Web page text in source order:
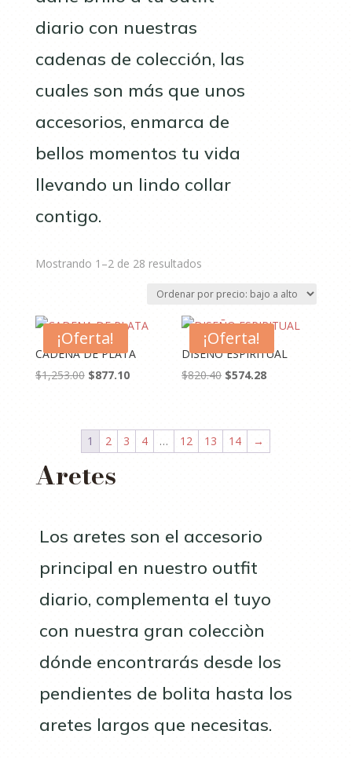
diario con nuestras
cadenas de colección, las
cuales son más que unos
accesorios, enmarca de
bellos momentos tu vida
llevando un lindo collar
contigo.
Mostrando 1–2 de 28 resultadosOrdenado
precio:
bajo
a
alto
¡Oferta!
CADENA DE PLATA
$1,253.00 El
era:
$1,253.00.
$877.10El
es:
$877.10.
¡Oferta!
DISEÑO ESPIRITUAL
$820.40 El
era:
$820.40.
$574.28El
es:
$574.28.
1 2 3 4 … 12 13 14 →
Aretes
Los aretes son el accesorio
principal en nuestro outfit
diario, complementa el tuyo
con nuestra gran colecciòn
dónde encontrarás desde los
pendientes de bolita hasta los
aretes largos que necesitas.